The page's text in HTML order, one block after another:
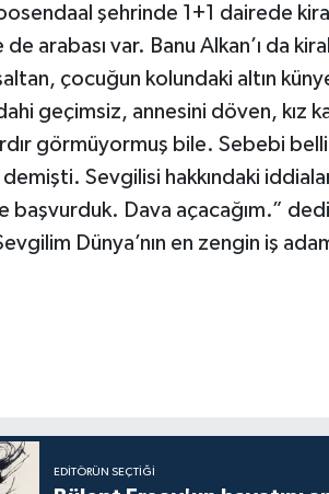
şehrinde 1+1 dairede
de arabası var. Banu Alkan’ı da
çocuğun kolundaki altın
geçimsiz, annesini döven, kız
görmüyormuş bile. Sebebi belli
Sevgilisi hakkındaki
başvurduk. Dava açacağım.” dedi.
Dünya’nın en zengin iş
EDITÖRÜN SEÇTIĞI